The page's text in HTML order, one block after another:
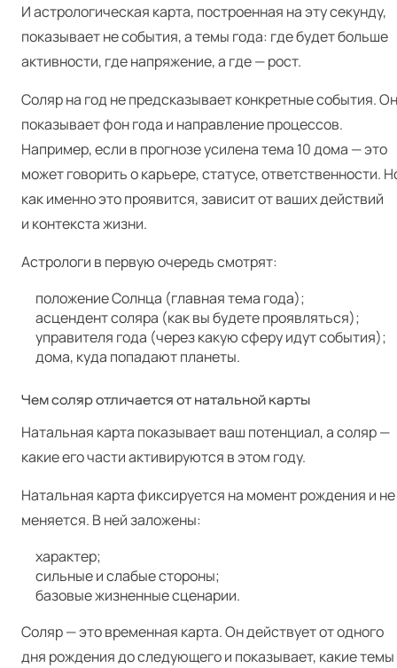
И астрологическая карта, построенная на эту секунду,
показывает не события, а темы года: где будет больше
активности, где напряжение, а где — рост.
Соляр на год не предсказывает конкретные события. Он
показывает фон года и направление процессов.
Например, если в прогнозе усилена тема 10 дома — это
может говорить о карьере, статусе, ответственности.
как именно это проявится, зависит от ваших действий
и контекста жизни.
Астрологи в первую очередь смотрят:
положение Солнца (главная тема года);
асцендент соляра (как вы будете проявляться);
управителя года (через какую сферу идут события);
дома, куда попадают планеты.
Чем соляр отличается от натальной карты
Натальная карта показывает ваш потенциал, а соляр —
какие его части активируются в этом году.
Натальная карта фиксируется на момент рождения и не
меняется. В ней заложены:
характер;
сильные и слабые стороны;
базовые жизненные сценарии.
Соляр — это временная карта. Он действует от одного
дня рождения до следующего и показывает, какие темы